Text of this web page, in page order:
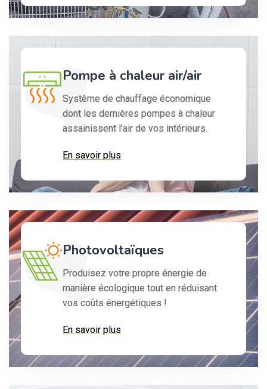
Pompe à chaleur air/air
Système de chauffage économique
dont les dernières pompes à chaleur
assainissent l'air de vos intérieurs.
En savoir plus
Photovoltaïques
Produisez votre propre énergie de
manière écologique tout en réduisant
vos coûts énergétiques !
En savoir plus